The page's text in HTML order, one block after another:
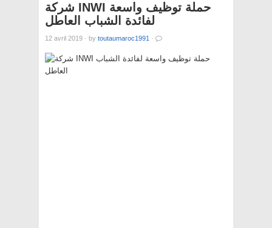
شركة INWI حملة توظيف واسعة
لفائدة الشباب العاطل
12 avril 2019 · by toutaumaroc1991 ·